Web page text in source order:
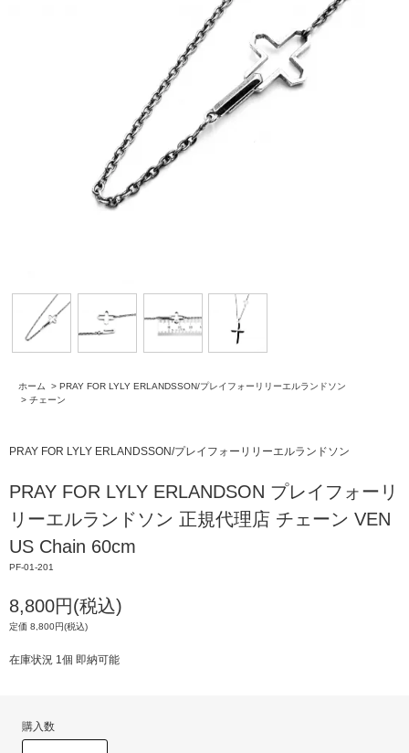
ホーム > PRAY FOR LYLY ERLANDSSON/プレイフォーリリーエルランドソン
> チェーン
PRAY FOR LYLY ERLANDSSON/プレイフォーリリーエルランドソン
PRAY FOR LYLY ERLANDSON プレイフォーリ
リーエルランドソン 正規代理店 チェーン VEN
US Chain 60cm
PF-01-201
8,800円(税込)
定価 8,800円(税込)
在庫状況 1個 即納可能
購入数